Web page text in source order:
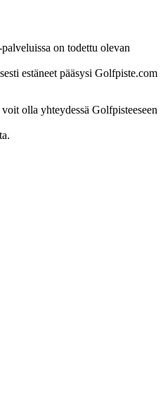
on todettu olevan
estäneet pääsysi Golfpiste.com
olla yhteydessä Golfpisteeseen